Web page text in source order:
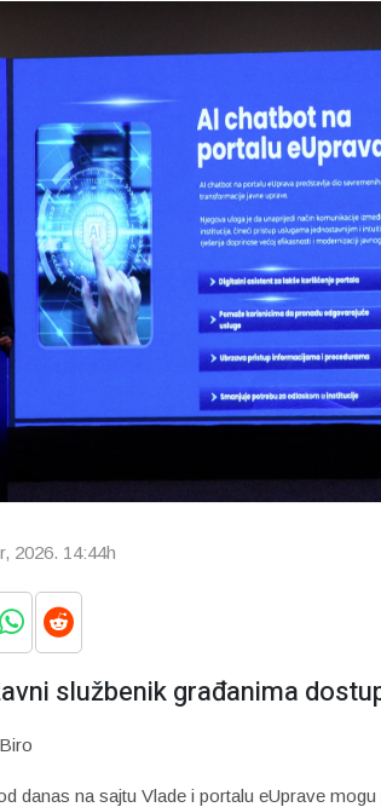
2026. 14:44h
službenik građanima
danas na sajtu Vlade i portalu eUprave